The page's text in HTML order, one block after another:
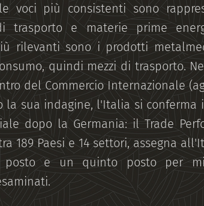
voci più consistenti sono
trasporto e materie prime
rilevanti sono i prodotti
quindi mezzi di trasporto.
del Commercio Internazionale
la sua indagine, l'Italia si conferma
dopo la Germania: il Trade
189 Paesi e 14 settori, assegna
e un quinto posto per